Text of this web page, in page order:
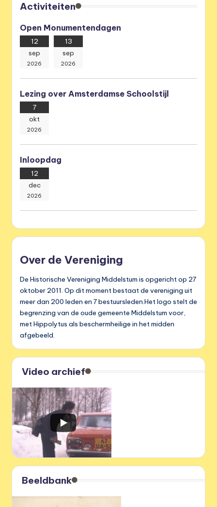
Activiteiten
Open Monumentendagen
12
sep
2026
13
sep
2026
Lezing over Amsterdamse Schoolstijl
7
okt
2026
Inloopdag
12
dec
2026
Over de Vereniging
De Historische Vereniging Middelstum is opgericht op 27
oktober 2011. Op dit moment bestaat de vereniging uit
meer dan 200 leden en 7 bestuursleden.Het logo stelt de
begrenzing van de oude gemeente Middelstum voor,
met Hippolytus als beschermheilige in het midden
afgebeeld.
Video archief
Beeldbank